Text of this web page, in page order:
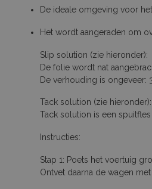
De ideale omgeving voor
Het wordt aangeraden om
Slip solution (zie hieronder):
De folie wordt nat
De verhouding is ongeveer:
Tack solution (zie hieronder):
Tack solution is een
Instructies:
Stap 1: Poets het voertuig
Ontvet daarna de wagen